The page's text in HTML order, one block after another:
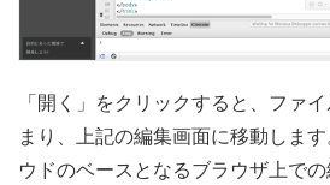
「開く」をクリックすると、ファ
まり、上記の編集画面に移動しま
ウドのベースとなるブラウザ上で